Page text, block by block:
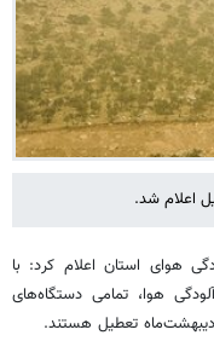
اعلام شد.
هوای استان اعلام کرد: با
هوا، تمامی دستگاه‌های